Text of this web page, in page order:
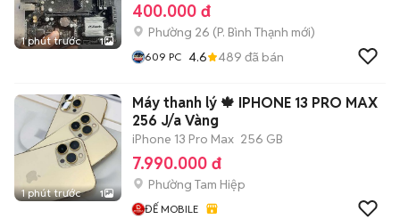
1 phút trước 1
400.000 đ
Phường 26 (P. Bình Thạnh mới)
609 PC 4.6 489 đã bán
1 phút trước 1
Máy thanh lý 🍁 IPHONE 13 PRO MAX
256 J/a Vàng
iPhone 13 Pro Max 256 GB
7.990.000 đ
Phường Tam Hiệp
ĐẾ MOBILE